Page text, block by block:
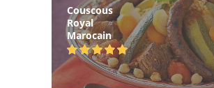
Couscous
Royal
Marocain